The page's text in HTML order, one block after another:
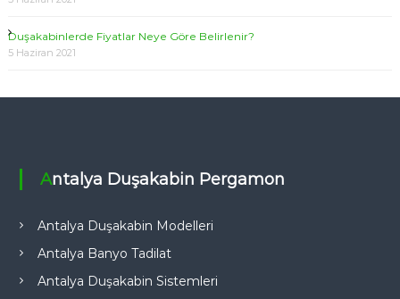
Duşakabinlerde Fiyatlar Neye Göre Belirlenir?
5 Haziran 2021
Antalya Duşakabin Pergamon
Antalya Duşakabin Modelleri
Antalya Banyo Tadilat
Antalya Duşakabin Sistemleri